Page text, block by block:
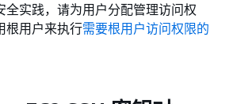
全实践，请为用户分配管理访问权
根用户来执行需要根用户访问权限的